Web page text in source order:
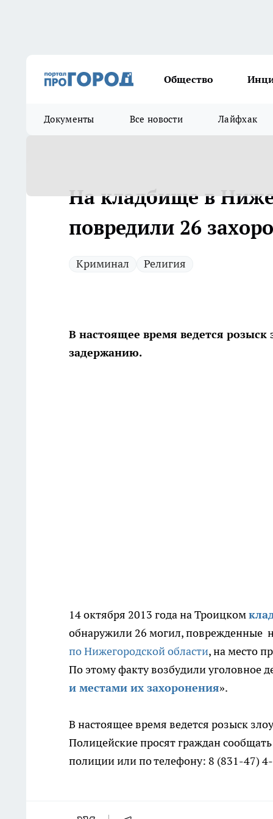
Общество
Документы Все новости Лайфхак
На кладбище в
повредили 26
Криминал Религия
В настоящее время ведется
задержанию.
14 октября 2013 года на Троицком
обнаружили 26 могил, поврежденные
по Нижегородской области, на место
По этому факту возбудили уголовное
и местами их захоронения».
В настоящее время ведется розыск
Полицейские просят граждан
полиции или по телефону: 8 (831-47)